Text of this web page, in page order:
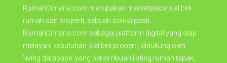
RumahDimana.com merupakan marketplace jual beli
rumah dan properti, sebuah solusi pasti.
RumahDimana.com sebagai platform digital yang siap
melayani kebutuhan jual beli properti, didukung oleh
'living database' yang berisi ribuan listing rumah tapak,